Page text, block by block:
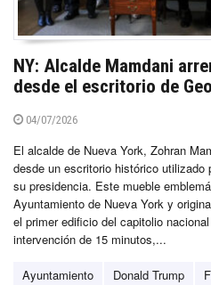
NY: Alcalde Mamdani
desde el escritorio de
04/07/2026
El alcalde de Nueva York, Zohran
desde un escritorio histórico utilizado
su presidencia. Este mueble
Ayuntamiento de Nueva York y
el primer edificio del capitolio
intervención de 15 minutos,...
Ayuntamiento Donald Trump